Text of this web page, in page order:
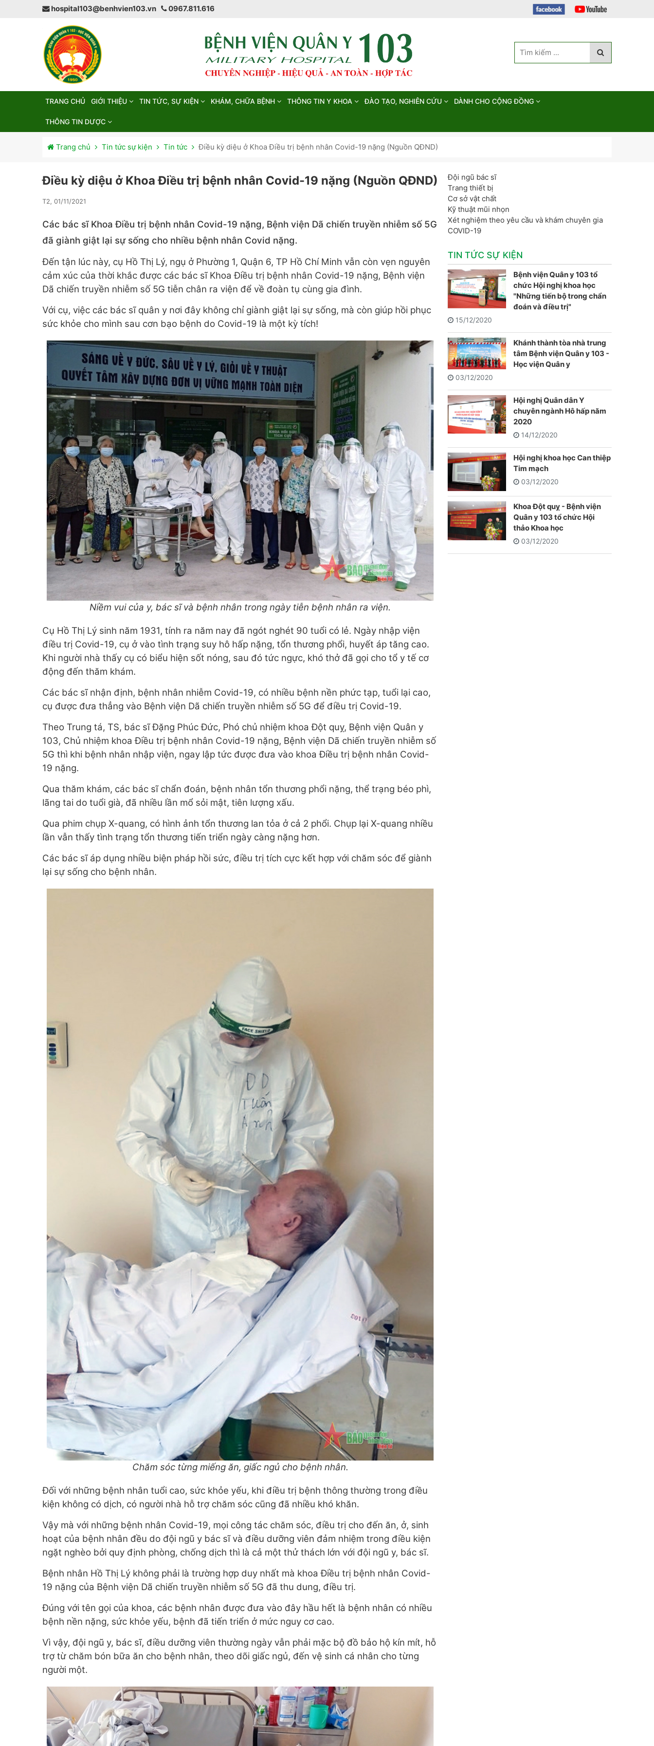
hospital103@benhvien103.vn 0967.811.616
TRANG CHỦ GIỚI THIỆU TIN TỨC, SỰ KIỆN KHÁM, CHỮA BỆNH THÔNG TIN Y KHOA ĐÀO TẠO, NGHIÊN CỨU DÀNH CHO CỘNG ĐỒNG
THÔNG TIN DƯỢC
Trang chủ Tin tức sự kiện Tin tức Điều kỳ diệu ở Khoa Điều trị bệnh nhân Covid-19 nặng (Nguồn QĐND)
Điều kỳ diệu ở Khoa Điều trị bệnh nhân Covid-19 nặng (Nguồn QĐND)
T2, 01/11/2021
Các bác sĩ Khoa Điều trị bệnh nhân Covid-19 nặng, Bệnh viện Dã chiến truyền nhiễm số 5G
đã giành giật lại sự sống cho nhiều bệnh nhân Covid nặng.
Đến tận lúc này, cụ Hồ Thị Lý, ngụ ở Phường 1, Quận 6, TP Hồ Chí Minh vẫn còn vẹn nguyên
cảm xúc của thời khắc được các bác sĩ Khoa Điều trị bệnh nhân Covid-19 nặng, Bệnh viện
Dã chiến truyền nhiễm số 5G tiễn chân ra viện để về đoàn tụ cùng gia đình.
Với cụ, việc các bác sĩ quân y nơi đây không chỉ giành giật lại sự sống, mà còn giúp hồi phục
sức khỏe cho mình sau cơn bạo bệnh do Covid-19 là một kỳ tích!
Niềm vui của y, bác sĩ và bệnh nhân trong ngày tiễn bệnh nhân ra viện.
Cụ Hồ Thị Lý sinh năm 1931, tính ra năm nay đã ngót nghét 90 tuổi có lẻ. Ngày nhập viện
điều trị Covid-19, cụ ở vào tình trạng suy hô hấp nặng, tổn thương phổi, huyết áp tăng cao.
Khi người nhà thấy cụ có biểu hiện sốt nóng, sau đó tức ngực, khó thở đã gọi cho tổ y tế cơ
động đến thăm khám.
Các bác sĩ nhận định, bệnh nhân nhiễm Covid-19, có nhiều bệnh nền phức tạp, tuổi lại cao,
cụ được đưa thẳng vào Bệnh viện Dã chiến truyền nhiễm số 5G để điều trị Covid-19.
Theo Trung tá, TS, bác sĩ Đặng Phúc Đức, Phó chủ nhiệm khoa Đột quỵ, Bệnh viện Quân y
103, Chủ nhiệm khoa Điều trị bệnh nhân Covid-19 nặng, Bệnh viện Dã chiến truyền nhiễm số
5G thì khi bệnh nhân nhập viện, ngay lập tức được đưa vào khoa Điều trị bệnh nhân Covid-
19 nặng.
Qua thăm khám, các bác sĩ chẩn đoán, bệnh nhân tổn thương phổi nặng, thể trạng béo phì,
lãng tai do tuổi già, đã nhiều lần mổ sỏi mật, tiên lượng xấu.
Qua phim chụp X-quang, có hình ảnh tổn thương lan tỏa ở cả 2 phổi. Chụp lại X-quang nhiều
lần vẫn thấy tình trạng tổn thương tiến triển ngày càng nặng hơn.
Các bác sĩ áp dụng nhiều biện pháp hồi sức, điều trị tích cực kết hợp với chăm sóc để giành
lại sự sống cho bệnh nhân.
Chăm sóc từng miếng ăn, giấc ngủ cho bệnh nhân.
Đối với những bệnh nhân tuổi cao, sức khỏe yếu, khi điều trị bệnh thông thường trong điều
kiện không có dịch, có người nhà hỗ trợ chăm sóc cũng đã nhiều khó khăn.
Vậy mà với những bệnh nhân Covid-19, mọi công tác chăm sóc, điều trị cho đến ăn, ở, sinh
hoạt của bệnh nhân đều do đội ngũ y bác sĩ và điều dưỡng viên đảm nhiệm trong điều kiện
ngặt nghèo bởi quy định phòng, chống dịch thì là cả một thử thách lớn với đội ngũ y, bác sĩ.
Bệnh nhân Hồ Thị Lý không phải là trường hợp duy nhất mà khoa Điều trị bệnh nhân Covid-
19 nặng của Bệnh viện Dã chiến truyền nhiễm số 5G đã thu dung, điều trị.
Đúng với tên gọi của khoa, các bệnh nhân được đưa vào đây hầu hết là bệnh nhân có nhiều
bệnh nền nặng, sức khỏe yếu, bệnh đã tiến triển ở mức nguy cơ cao.
Vì vậy, đội ngũ y, bác sĩ, điều dưỡng viên thường ngày vẫn phải mặc bộ đồ bảo hộ kín mít, hỗ
trợ từ chăm bón bữa ăn cho bệnh nhân, theo dõi giấc ngủ, đến vệ sinh cá nhân cho từng
người một.
Đội ngũ bác sĩ
Trang thiết bị
Cơ sở vật chất
Kỹ thuật mũi nhọn
Xét nghiệm theo yêu cầu và khám chuyên gia
COVID-19
TIN TỨC SỰ KIỆN
Bệnh viện Quân y 103 tổ
chức Hội nghị khoa học
"Những tiến bộ trong chẩn
đoán và điều trị"
15/12/2020
Khánh thành tòa nhà trung
tâm Bệnh viện Quân y 103 -
Học viện Quân y
03/12/2020
Hội nghị Quân dân Y
chuyên ngành Hô hấp năm
2020
14/12/2020
Hội nghị khoa học Can thiệp
Tim mạch
03/12/2020
Khoa Đột quỵ - Bệnh viện
Quân y 103 tổ chức Hội
thảo Khoa học
03/12/2020